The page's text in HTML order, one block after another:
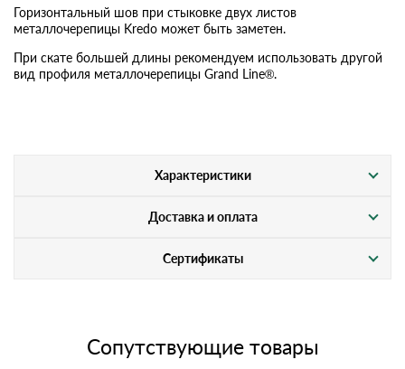
Горизонтальный шов при стыковке двух листов
металлочерепицы Kredo может быть заметен.
При скате большей длины рекомендуем использовать другой
вид профиля металлочерепицы Grand Line®.
Характеристики
Доставка и оплата
Сертификаты
Сопутствующие товары